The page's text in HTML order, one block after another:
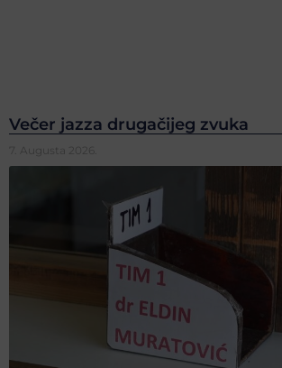
Večer jazza drugačijeg zvuka
7. Augusta 2026.